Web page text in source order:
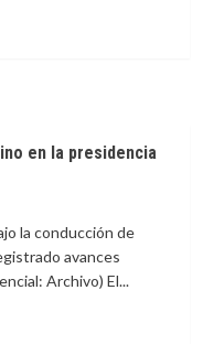
en la presidencia
la conducción de
avances
Archivo) El...